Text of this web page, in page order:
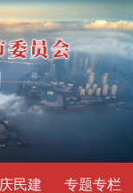
民建 专题专栏